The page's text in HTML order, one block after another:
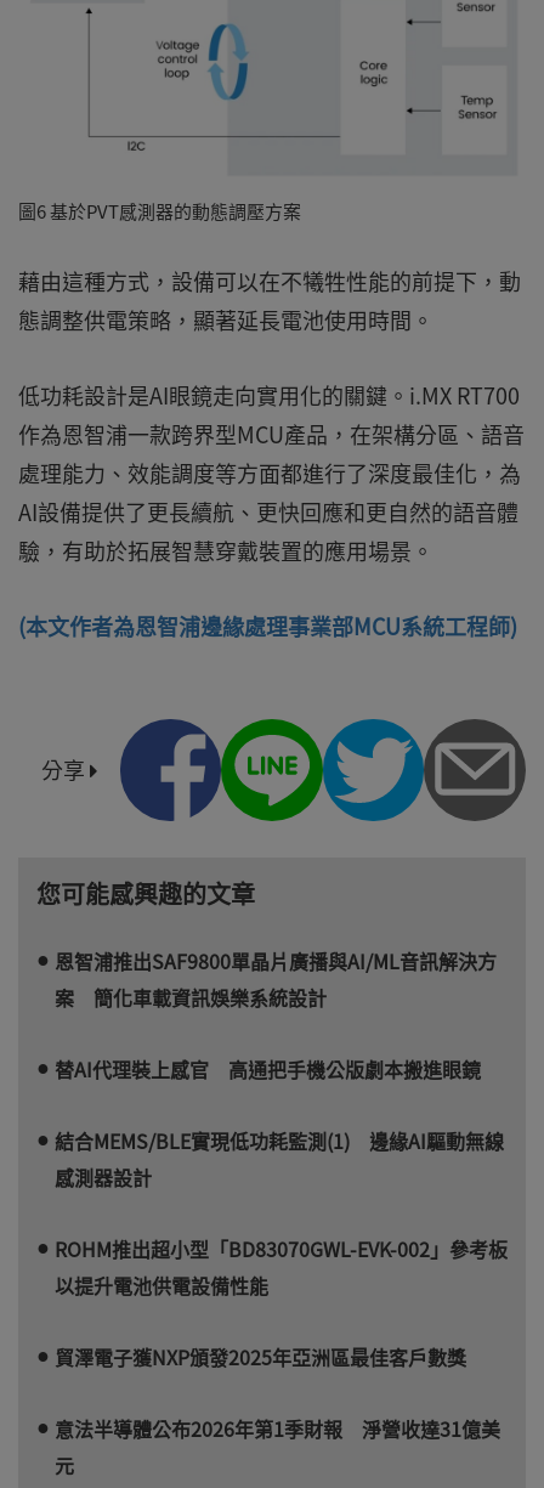
圖6 基於PVT感測器的動態調壓方案
藉由這種方式，設備可以在不犧牲性能的前提下，動
態調整供電策略，顯著延長電池使用時間。
低功耗設計是AI眼鏡走向實用化的關鍵。i.MX RT700
作為恩智浦一款跨界型MCU產品，在架構分區、語音
處理能力、效能調度等方面都進行了深度最佳化，為
AI設備提供了更長續航、更快回應和更自然的語音體
驗，有助於拓展智慧穿戴裝置的應用場景。
(本文作者為恩智浦邊緣處理事業部MCU系統工程師)
分享
您可能感興趣的文章
恩智浦推出SAF9800單晶片廣播與AI/ML音訊解決方
案 簡化車載資訊娛樂系統設計
替AI代理裝上感官 高通把手機公版劇本搬進眼鏡
結合MEMS/BLE實現低功耗監測(1) 邊緣AI驅動無線
感測器設計
ROHM推出超小型「BD83070GWL-EVK-002」參考板
以提升電池供電設備性能
貿澤電子獲NXP頒發2025年亞洲區最佳客戶數獎
意法半導體公布2026年第1季財報 淨營收達31億美
元